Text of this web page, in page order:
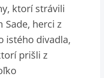
ktorí strávili
Sade, herci z
istého divadla,
prišli z